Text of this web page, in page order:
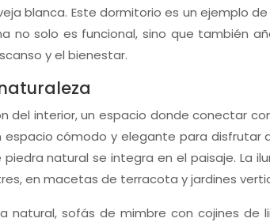
blanca. Este dormitorio es un ejemplo
no solo es funcional, sino que también
y el bienestar.
del interior, un espacio donde conectar
espacio cómodo y elegante para
natural se integra en el paisaje. La
en macetas de terracota y jardines
natural, sofás de mimbre con cojines